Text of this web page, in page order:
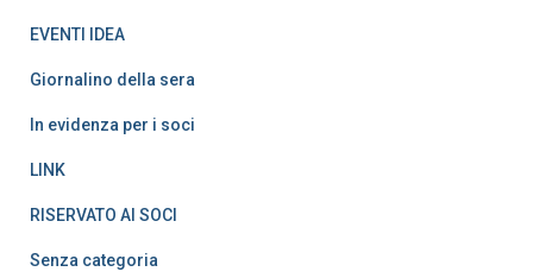
EVENTI IDEA
Giornalino della sera
In evidenza per i soci
LINK
RISERVATO AI SOCI
Senza categoria